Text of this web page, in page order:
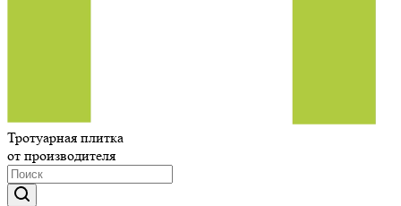
Тротуарная плитка
от производителя